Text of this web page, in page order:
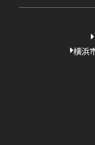
横浜